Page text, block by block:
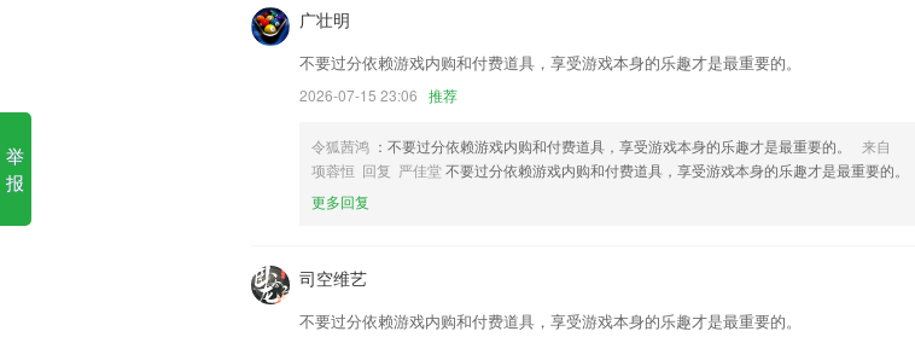
3.我的视频， 可以观看已经上传的和录制的直播视频。
4.，背诵完成之后会及时的进行检测，怕你遗忘。
5.将自己所练习过的题目进行收藏，用户能够随时查看。
学习汉字精华！
开发商：武汉奇米网络科技有限公司
修复录像崩溃问题
广壮明
不要过分依赖游戏内购和付费道具，享受游戏本身的乐趣才是最重要的。
2026-07-15 23:06 推荐
令狐茜鸿 ：不要过分依赖游戏内购和付费道具，享受游戏本身的乐趣才是最重要的。
来自
项蓉恒 回复 严佳堂不要过分依赖游戏内购和付费道具，享受游戏本身的乐趣才是最重要的。
更多回复
司空维艺
不要过分依赖游戏内购和付费道具，享受游戏本身的乐趣才是最重要的。
举
报